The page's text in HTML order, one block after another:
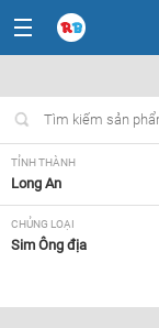
TỈNH THÀNH
Long An
CHỦNG LOẠI
Sim Ông địa
Tất cả